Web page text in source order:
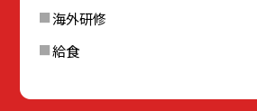
海外研修
給食